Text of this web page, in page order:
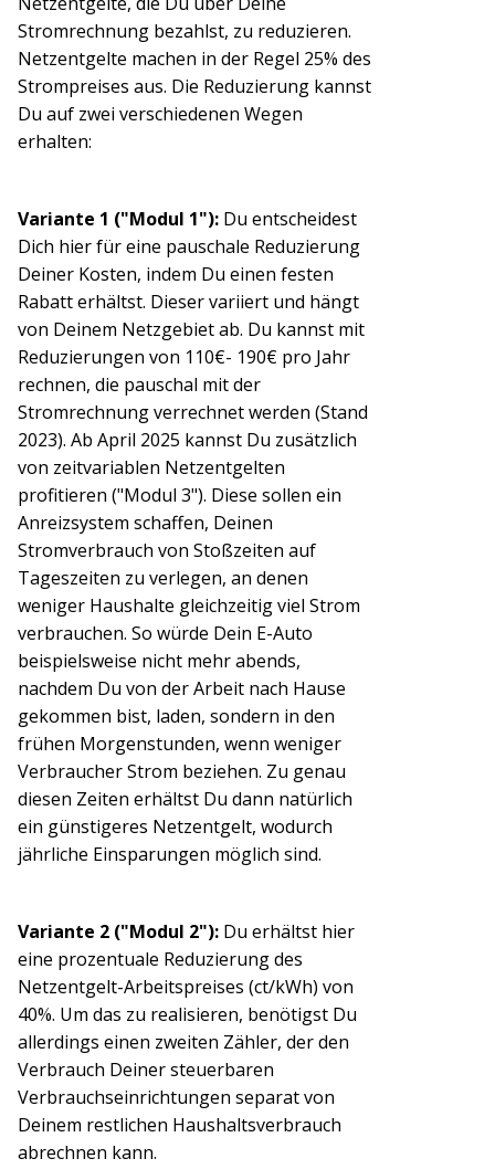
Stromrechnung bezahlst, zu reduzieren.
Netzentgelte machen in der Regel 25% des
Strompreises aus. Die Reduzierung kannst
Du auf zwei verschiedenen Wegen
erhalten:
Variante 1 ("Modul 1"): Du entscheidest
Dich hier für eine pauschale Reduzierung
Deiner Kosten, indem Du einen festen
Rabatt erhältst. Dieser variiert und hängt
von Deinem Netzgebiet ab. Du kannst mit
Reduzierungen von 110€- 190€ pro Jahr
rechnen, die pauschal mit der
Stromrechnung verrechnet werden (Stand
2023). Ab April 2025 kannst Du zusätzlich
von zeitvariablen Netzentgelten
profitieren ("Modul 3"). Diese sollen ein
Anreizsystem schaffen, Deinen
Stromverbrauch von Stoßzeiten auf
Tageszeiten zu verlegen, an denen
weniger Haushalte gleichzeitig viel Strom
verbrauchen. So würde Dein E-Auto
beispielsweise nicht mehr abends,
nachdem Du von der Arbeit nach Hause
gekommen bist, laden, sondern in den
frühen Morgenstunden, wenn weniger
Verbraucher Strom beziehen. Zu genau
diesen Zeiten erhältst Du dann natürlich
ein günstigeres Netzentgelt, wodurch
jährliche Einsparungen möglich sind.
Variante 2 ("Modul 2"): Du erhältst hier
eine prozentuale Reduzierung des
Netzentgelt-Arbeitspreises (ct/kWh) von
40%. Um das zu realisieren, benötigst Du
allerdings einen zweiten Zähler, der den
Verbrauch Deiner steuerbaren
Verbrauchseinrichtungen separat von
Deinem restlichen Haushaltsverbrauch
abrechnen kann.